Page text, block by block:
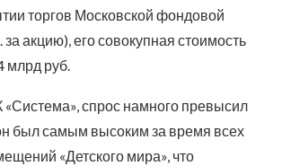
торгов Московской фондовой
акцию), его совокупная стоимость
млрд руб.
спрос намного превысил
был самым высоким за время всех
«Детского мира», что